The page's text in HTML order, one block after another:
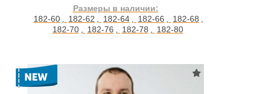
Размеры в наличии:
182-60 , 182-62 , 182-64 , 182-66 , 182-68 ,
182-70 , 182-76 , 182-78 , 182-80